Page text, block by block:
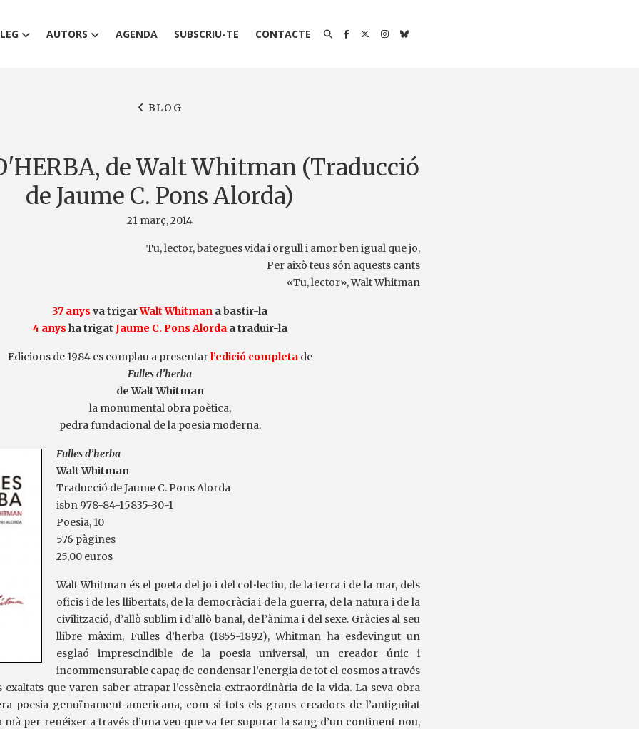
AUTORS AGENDA SUBSCRIU-TE CONTACTE
BLOG
de Walt Whitman (Traducció
de Jaume C. Pons Alorda)
21 març, 2014
Tu, lector, bategues vida i orgull i amor ben igual que jo,
Per això teus són aquests cants
«Tu, lector», Walt Whitman
37 anys va trigarWalt Whitman a bastir-la
4 anys ha trigat Jaume C. Pons Alordaa traduir-la
Edicions de 1984 es complau a presentarl’edició completade
Fulles d’herba
de Walt Whitman
la monumental obra poètica,
pedra fundacional de la poesia moderna.
Fulles d’herba
Walt Whitman
Traducció de Jaume C. Pons Alorda
isbn 978-84-15835-30-1
Poesia, 10
576 pàgines
25,00 euros
Walt Whitman és el poeta del jo i del col•lectiu, de la terra i de la mar, dels
oficis i de les llibertats, de la democràcia i de la guerra, de la natura i de la
civilització, d’allò sublim i d’allò banal, de l’ànima i del sexe. Gràcies al seu
llibre màxim, Fulles d’herba (1855-1892), Whitman ha esdevingut un
esglaó imprescindible de la poesia universal, un creador únic i
incommensurable capaç de condensar l’energia de tot el cosmos a través
exaltats que varen saber atrapar l’essència extraordinària de la vida. La seva obra
poesia genuïnament americana, com si tots els grans creadors de l’antiguitat
mà per renéixer a través d’una veu que va fer supurar la sang d’un continent nou,